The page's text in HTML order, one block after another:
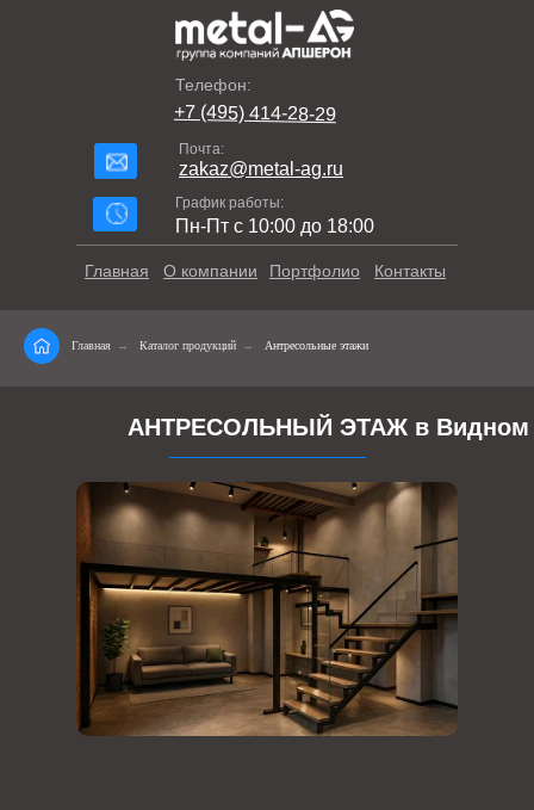
Телефон:
+7 (495) 414-28-29
Почта:
zakaz@metal-ag.ru
График работы:
Пн-Пт с 10:00 до 18:00
Контакты
Портфолио
О компании
Главная
Главная → Каталог продукций → Антресольные этажи
АНТРЕСОЛЬНЫЙ ЭТАЖ в Видном